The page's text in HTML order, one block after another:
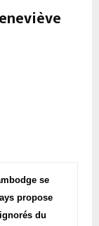
se
propose
du